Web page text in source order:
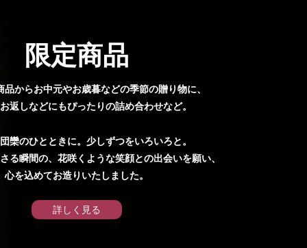
限定商品
品からお中元やお歳暮などの季節の贈り物に、
返しなどにもぴったりの詰め合わせなど。
欒のひとときに。少しずつをいろいろと。
る瞬間の、花咲くような笑顔との出会いを願い、
心を込めてお造りいたしました。
詳しく見る